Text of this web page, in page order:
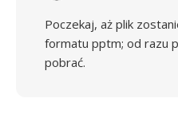
Poczekaj, aż plik
formatu pptm; od razu
pobrać.